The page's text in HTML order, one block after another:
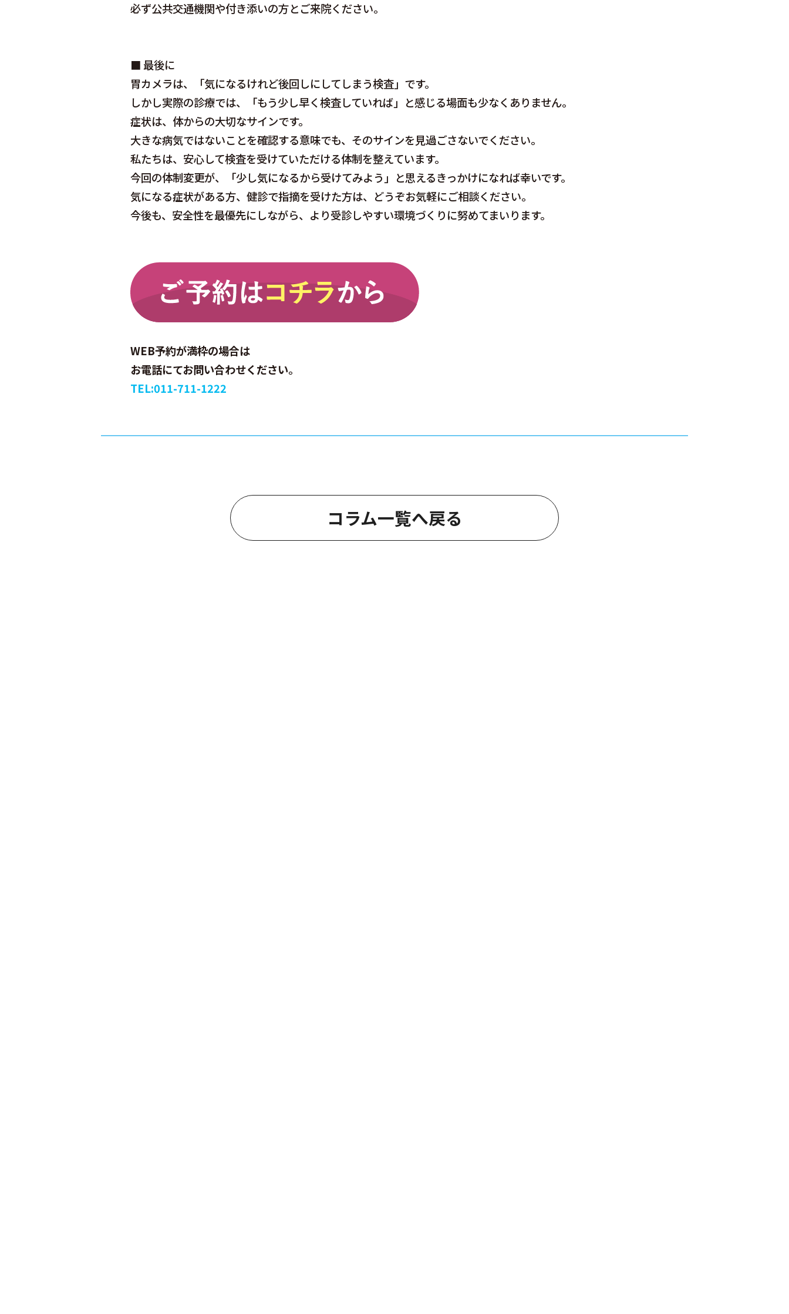
必ず公共交通機関や付き添いの方とご来院ください。
■ 最後に
胃カメラは、「気になるけれど後回しにしてしまう検査」です。
しかし実際の診療では、「もう少し早く検査していれば」と感じる場面も少なくありません。
症状は、体からの大切なサインです。
大きな病気ではないことを確認する意味でも、そのサインを見過ごさないでください。
私たちは、安心して検査を受けていただける体制を整えています。
今回の体制変更が、「少し気になるから受けてみよう」と思えるきっかけになれば幸いです。
気になる症状がある方、健診で指摘を受けた方は、どうぞお気軽にご相談ください。
今後も、安全性を最優先にしながら、より受診しやすい環境づくりに努めてまいります。
WEB予約が満枠の場合は
お電話にてお問い合わせください。
TEL:011-711-1222
コラム一覧へ戻る